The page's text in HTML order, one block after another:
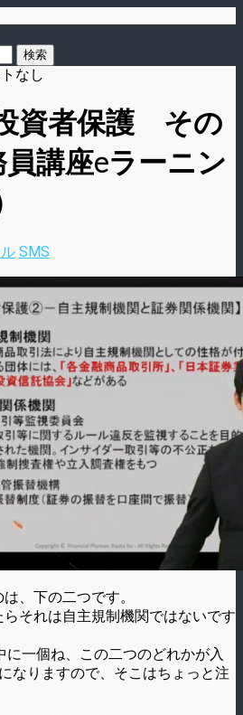
なし
資者保護 その
講座eラーニン
SMS
、下の二つです。
それは自主規制機関ではないです
一個ね、この二つのどれかが入
なりますので、そこはちょっと注